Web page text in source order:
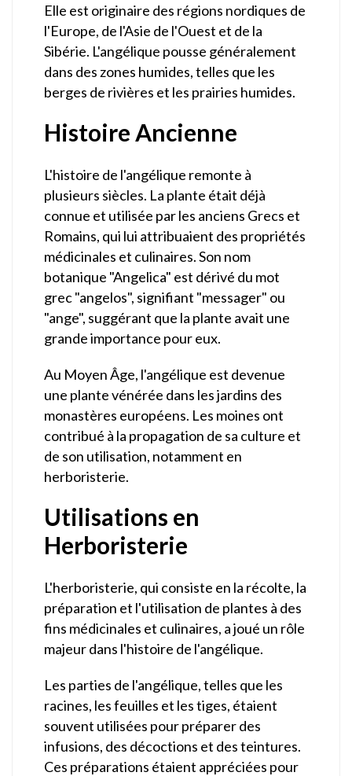
Elle est originaire des régions nordiques de
l'Europe, de l'Asie de l'Ouest et de la
Sibérie. L'angélique pousse généralement
dans des zones humides, telles que les
berges de rivières et les prairies humides.
Histoire Ancienne
L'histoire de l'angélique remonte à
plusieurs siècles. La plante était déjà
connue et utilisée par les anciens Grecs et
Romains, qui lui attribuaient des propriétés
médicinales et culinaires. Son nom
botanique "Angelica" est dérivé du mot
grec "angelos", signifiant "messager" ou
"ange", suggérant que la plante avait une
grande importance pour eux.
Au Moyen Âge, l'angélique est devenue
une plante vénérée dans les jardins des
monastères européens. Les moines ont
contribué à la propagation de sa culture et
de son utilisation, notamment en
herboristerie.
Utilisations en
Herboristerie
L'herboristerie, qui consiste en la récolte, la
préparation et l'utilisation de plantes à des
fins médicinales et culinaires, a joué un rôle
majeur dans l'histoire de l'angélique.
Les parties de l'angélique, telles que les
racines, les feuilles et les tiges, étaient
souvent utilisées pour préparer des
infusions, des décoctions et des teintures.
Ces préparations étaient appréciées pour